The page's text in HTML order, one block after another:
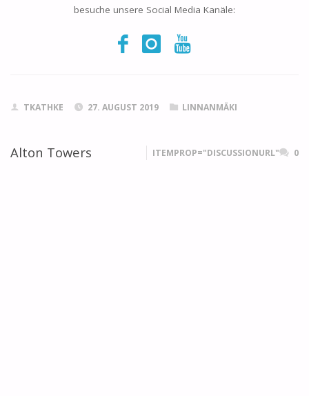
besuche unsere Social Media Kanäle:
TKATHKE 27. AUGUST 2019 LINNANMÄKI
Alton Towers ITEMPROP="DISCUSSIONURL" 0